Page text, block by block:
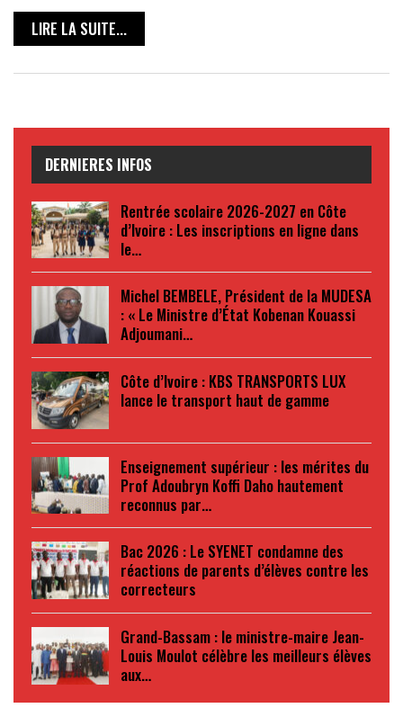
LIRE LA SUITE...
DERNIERES INFOS
Rentrée scolaire 2026-2027 en Côte
d’Ivoire : Les inscriptions en ligne dans
le…
Michel BEMBELE, Président de la MUDESA
: « Le Ministre d’État Kobenan Kouassi
Adjoumani…
Côte d’Ivoire : KBS TRANSPORTS LUX
lance le transport haut de gamme
Enseignement supérieur : les mérites du
Prof Adoubryn Koffi Daho hautement
reconnus par…
Bac 2026 : Le SYENET condamne des
réactions de parents d’élèves contre les
correcteurs
Grand-Bassam : le ministre-maire Jean-
Louis Moulot célèbre les meilleurs élèves
aux…